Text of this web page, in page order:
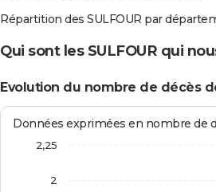
Répartition des SULFOUR par
Qui sont les SULFOUR qui
Evolution du nombre de décès
Données exprimées en nombre de
2
2,25